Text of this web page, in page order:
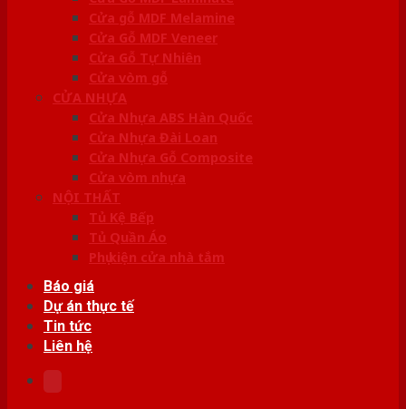
Cửa gỗ MDF Melamine
Cửa Gỗ MDF Veneer
Cửa Gỗ Tự Nhiên
Cửa vòm gỗ
CỬA NHỰA
Cửa Nhựa ABS Hàn Quốc
Cửa Nhựa Đài Loan
Cửa Nhựa Gỗ Composite
Cửa vòm nhựa
NỘI THẤT
Tủ Kệ Bếp
Tủ Quần Áo
Phụ kiện cửa nhà tắm
Báo giá
Dự án thực tế
Tin tức
Liên hệ